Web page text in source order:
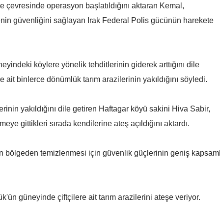
Yalova
Kilis
Osmaniye
çevresinde operasyon başlatıldığını aktaran Kemal,
güvenliğini sağlayan Irak Federal Polis gücünün harekete
köylere yönelik tehditlerinin giderek arttığını dile
binlerce dönümlük tarım arazilerinin yakıldığını söyledi.
yakıldığını dile getiren Haftagar köyü sakini Hiva Sabir,
gittikleri sırada kendilerine ateş açıldığını aktardı.
bölgeden temizlenmesi için güvenlik güçlerinin geniş
güneyinde çiftçilere ait tarım arazilerini ateşe veriyor.